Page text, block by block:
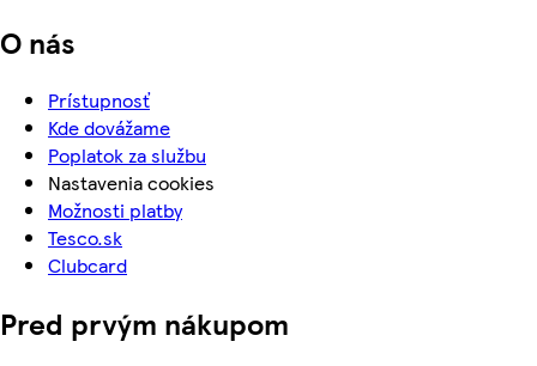
O nás
Prístupnosť
Kde dovážame
Poplatok za službu
Nastavenia cookies
Možnosti platby
Tesco.sk
Clubcard
Pred prvým nákupom